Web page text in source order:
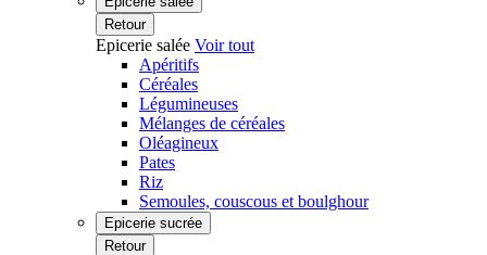
Retour
Epicerie salée Voir tout
Apéritifs
Céréales
Légumineuses
Mélanges de céréales
Oléagineux
Pates
Riz
Semoules, couscous et boulghour
Epicerie sucrée
Retour